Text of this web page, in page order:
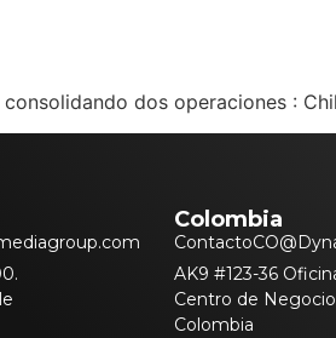
dos operaciones :
Colombia
AK9 #123-36
Centro de
Colombia